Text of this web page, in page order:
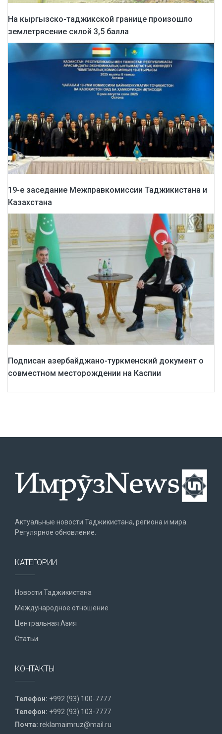
На кыргызско-таджикской границе произошло
землетрясение силой 3,5 балла
19-е заседание Межправкомиссии Таджикистана и
Казахстана
Подписан азербайджано-туркменский документ о
совместном месторождении на Каспии
Актуальные новости Таджикистана, региона и мира.
Регулярное обновление.
КАТЕГОРИИ
Новости Таджикистана
Международное отношение
Центральная Азия
Статьи
КОНТАКТЫ
Телефон: +992 (93) 100-7777
Телефон: +992 (93) 103-7777
Почта: reklamaimruz@mail.ru